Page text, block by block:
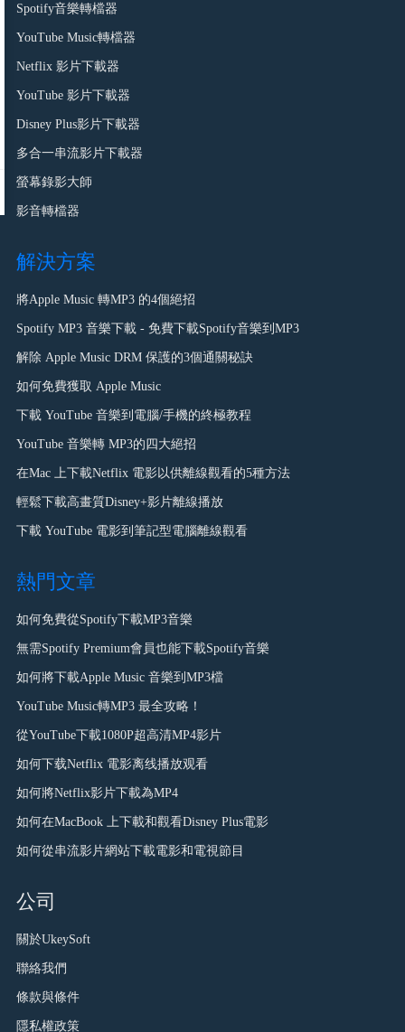
Spotify音樂轉檔器
YouTube Music轉檔器
Netflix 影片下載器
YouTube 影片下載器
Disney Plus影片下載器
多合一串流影片下載器
螢幕錄影大師
影音轉檔器
解決方案
將Apple Music 轉MP3 的4個絕招
Spotify MP3 音樂下載 - 免費下載Spotify音樂到MP3
解除 Apple Music DRM 保護的3個通關秘訣
如何免費獲取 Apple Music
下載 YouTube 音樂到電腦/手機的終極教程
YouTube 音樂轉 MP3的四大絕招
在Mac 上下載Netflix 電影以供離線觀看的5種方法
輕鬆下載高畫質Disney+影片離線播放
下載 YouTube 電影到筆記型電腦離線觀看
熱門文章
如何免費從Spotify下載MP3音樂
無需Spotify Premium會員也能下載Spotify音樂
如何將下載Apple Music 音樂到MP3檔
YouTube Music轉MP3 最全攻略！
從YouTube下載1080P超高清MP4影片
如何下载Netflix 電影离线播放观看
如何將Netflix影片下載為MP4
如何在MacBook 上下載和觀看Disney Plus電影
如何從串流影片網站下載電影和電視節目
公司
關於UkeySoft
聯絡我們
條款與條件
隱私權政策